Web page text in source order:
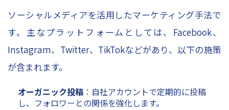
ソーシャルメディアを活用したマーケティング手法で
す。主なプラットフォームとしては、Facebook、
Instagram、Twitter、TikTokなどがあり、以下の施策
が含まれます。
オーガニック投稿 ：自社アカウントで定期的に投稿
し、フォロワーとの関係を強化します。